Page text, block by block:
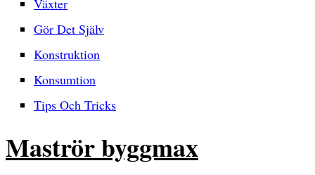
Växter
Gör Det Själv
Konstruktion
Konsumtion
Tips Och Tricks
Maströr byggmax